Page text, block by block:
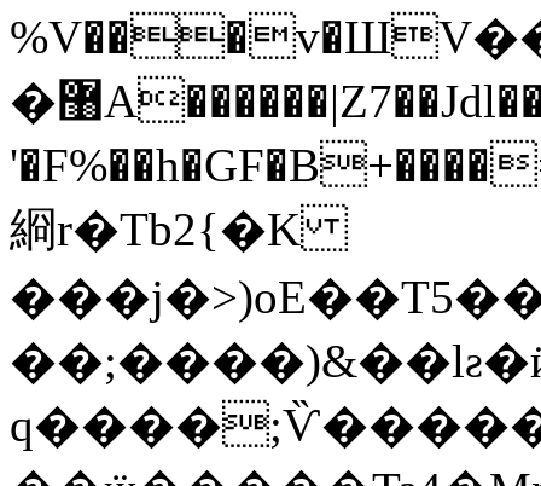
�޸A������|Z7��Jdl���y�SX<�-
綗r�Tb2{�K